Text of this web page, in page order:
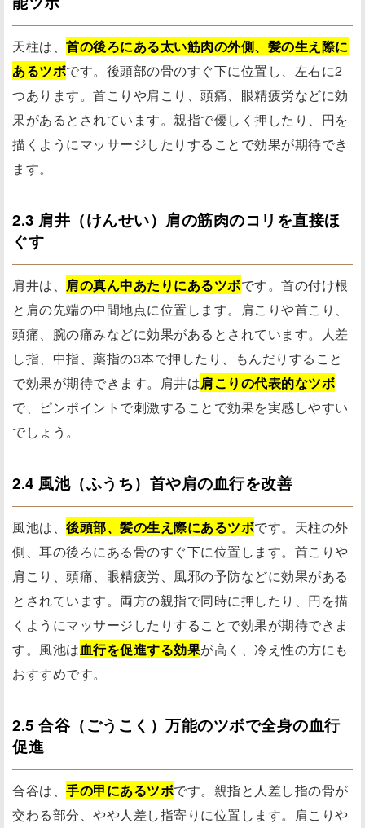
天柱は、 首の後ろにある太い筋肉の外側、髪の生え際に
あるツボです。後頭部の骨のすぐ下に位置し、左右に2
つあります。首こりや肩こり、頭痛、眼精疲労などに効
果があるとされています。親指で優しく押したり、円を
描くようにマッサージしたりすることで効果が期待でき
ます。
2.3 肩井（けんせい）肩の筋肉のコリを直接ほ
ぐす
肩井は、 肩の真ん中あたりにあるツボです。首の付け根
と肩の先端の中間地点に位置します。肩こりや首こり、
頭痛、腕の痛みなどに効果があるとされています。人差
し指、中指、薬指の3本で押したり、もんだりすること
で効果が期待できます。肩井は肩こりの代表的なツボ
で、ピンポイントで刺激することで効果を実感しやすい
でしょう。
2.4 風池（ふうち）首や肩の血行を改善
風池は、 後頭部、髪の生え際にあるツボです。天柱の外
側、耳の後ろにある骨のすぐ下に位置します。首こりや
肩こり、頭痛、眼精疲労、風邪の予防などに効果がある
とされています。両方の親指で同時に押したり、円を描
くようにマッサージしたりすることで効果が期待できま
す。風池は血行を促進する効果が高く、冷え性の方にも
おすすめです。
2.5 合谷（ごうこく）万能のツボで全身の血行
促進
合谷は、 手の甲にあるツボです。親指と人差し指の骨が
交わる部分、やや人差し指寄りに位置します。肩こりや